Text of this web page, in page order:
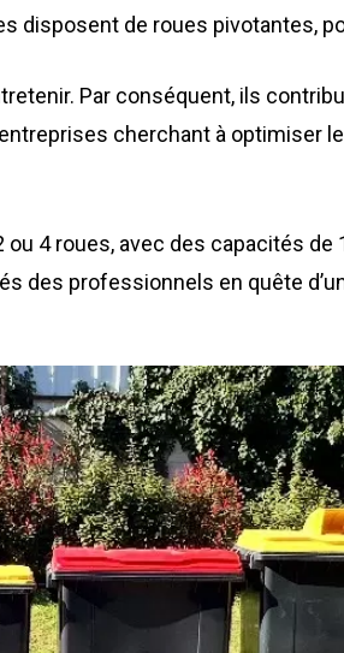
disposent de roues pivotantes,
Par conséquent, ils
cherchant à optimiser
4 roues, avec des capacités
des professionnels en quête